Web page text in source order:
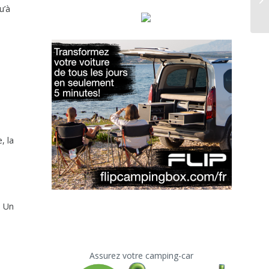
la
Un
Assurez votre camping-car